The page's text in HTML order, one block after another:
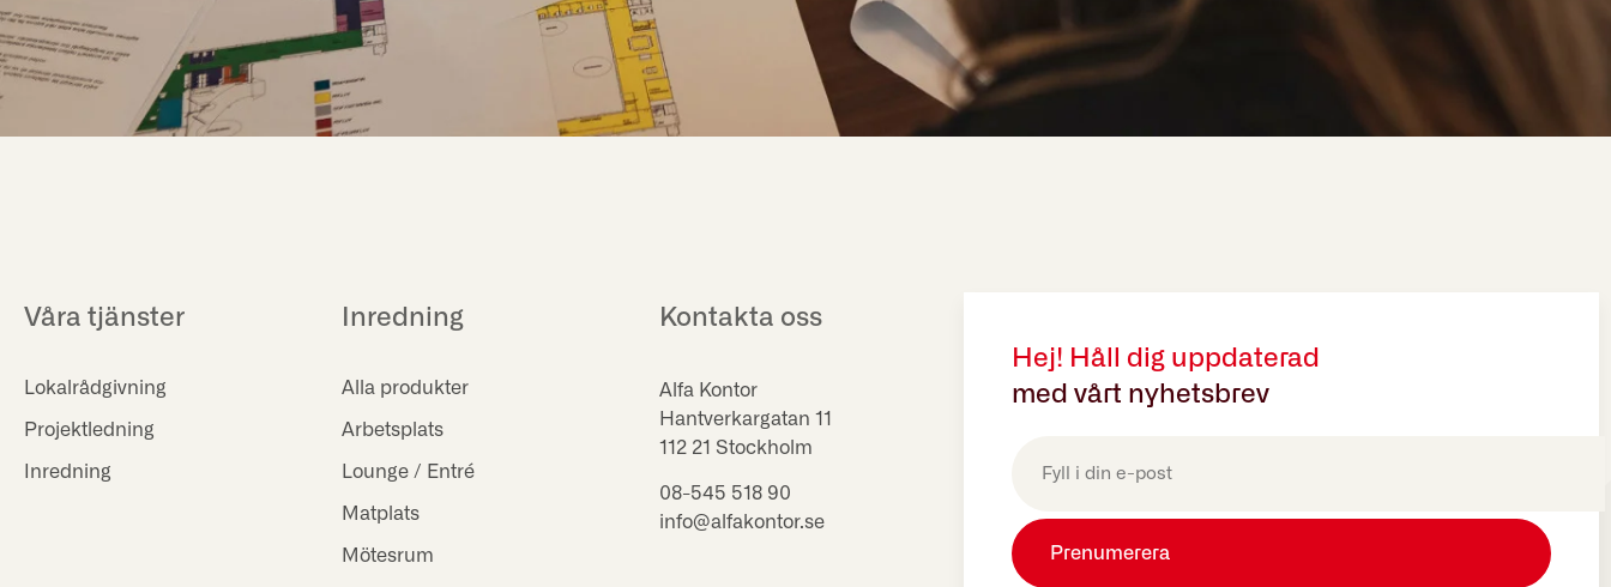
Våra tjänster
Lokalrådgivning
Projektledning
Inredning
Inredning
Alla produkter
Arbetsplats
Lounge / Entré
Matplats
Mötesrum
Kontakta oss
Alfa Kontor
Hantverkargatan 11
112 21 Stockholm
08-545 518 90
info@alfakontor.se
Hej! Håll dig uppdaterad
med vårt nyhetsbrev
post
(Obligatoriskt)